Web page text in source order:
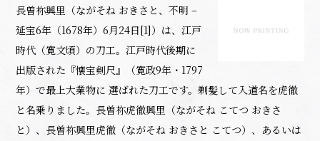
長曽祢興里（ながそね おきさと、不明 –
延宝6年（1678年）6月24日[1]）は、江戸
時代（寛文頃）の刀工。江戸時代後期に
出版された『懐宝剣尺』（寛政9年・1797
年）で最上大業物に 選ばれた刀工です。剃髪して入道名を虎徹
と名乗りました。長曽祢虎徹興里（ながそね こてつ おきさ
と）、長曽祢興里虎徹（ながそね おきさと こてつ）、あるいは